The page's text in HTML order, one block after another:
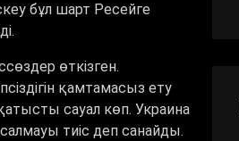
бұл шарт Ресейге
өткізген.
қамтамасыз ету
сауал көп. Украина
тиіс деп санайды.